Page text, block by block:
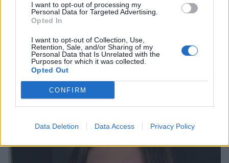
I want to opt-out of processing my
Personal Data for Targeted Advertising.
Opted In
I want to opt-out of Collection, Use,
Retention, Sale, and/or Sharing of my
Personal Data that Is Unrelated with the
Purposes for which it was collected.
Opted Out
CONFIRM
Data Deletion Data Access Privacy Policy
SHOWBIZ
Αφροδίτη Λιάντου: Έχει πολύ άσχημο
ανταγωνισμό και ένιωθα ότι δεν μπορούσα
να συνδεθώ
00:50 @07-10-2024